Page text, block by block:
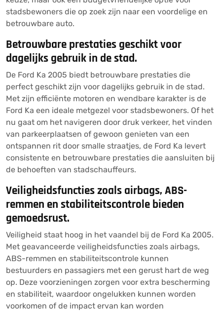
stadsbewoners die op zoek zijn naar een voordelige en
betrouwbare auto.
Betrouwbare prestaties geschikt voor
dagelijks gebruik in de stad.
De Ford Ka 2005 biedt betrouwbare prestaties die
perfect geschikt zijn voor dagelijks gebruik in de stad.
Met zijn efficiënte motoren en wendbare karakter is de
Ford Ka een ideale metgezel voor stadsbewoners. Of het
nu gaat om het navigeren door druk verkeer, het vinden
van parkeerplaatsen of gewoon genieten van een
ontspannen rit door smalle straatjes, de Ford Ka levert
consistente en betrouwbare prestaties die aansluiten bij
de behoeften van stadschauffeurs.
Veiligheidsfuncties zoals airbags, ABS-
remmen en stabiliteitscontrole bieden
gemoedsrust.
Veiligheid staat hoog in het vaandel bij de Ford Ka 2005.
Met geavanceerde veiligheidsfuncties zoals airbags,
ABS-remmen en stabiliteitscontrole kunnen
bestuurders en passagiers met een gerust hart de weg
op. Deze voorzieningen zorgen voor extra bescherming
en stabiliteit, waardoor ongelukken kunnen worden
voorkomen of de impact ervan kan worden